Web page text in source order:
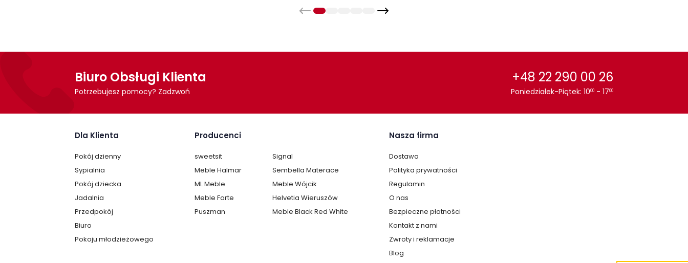
Biuro Obsługi Klienta
Potrzebujesz pomocy? Zadzwoń
+48 22 290 00 26
Poniedziałek-Piątek: 1000 - 1700
Dla Klienta
Pokój dzienny
Sypialnia
Pokój dziecka
Jadalnia
Przedpokój
Biuro
Pokoju młodzieżowego
Producenci
sweetsit
Signal
Meble Halmar
Sembella Materace
ML Meble
Meble Wójcik
Meble Forte
Helvetia Wieruszów
Puszman
Meble Black Red White
Nasza firma
Dostawa
Polityka prywatności
Regulamin
O nas
Bezpieczne płatności
Kontakt z nami
Zwroty i reklamacje
Blog